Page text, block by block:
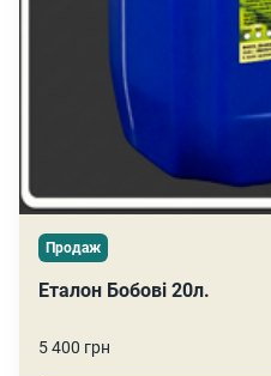
Продаж
Еталон Бобові 20л.
5 400 грн